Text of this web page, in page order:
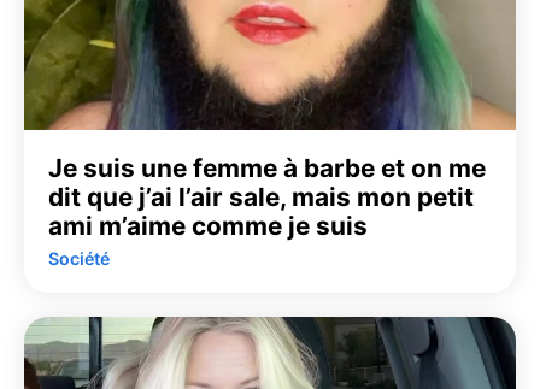
Je suis une femme à barbe et on me
dit que j’ai l’air sale, mais mon petit
ami m’aime comme je suis
Société